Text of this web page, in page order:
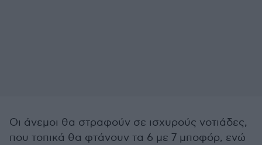
Οι άνεμοι θα στραφούν σε ισχυρούς νοτιάδες,
που τοπικά θα φτάνουν τα 6 με 7 μποφόρ, ενώ